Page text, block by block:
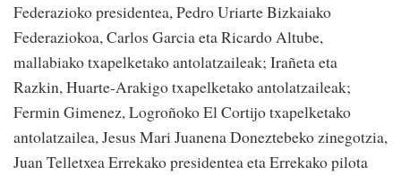
Federazioko presidentea, Pedro Uriarte Bizkaiako
Federaziokoa, Carlos Garcia eta Ricardo Altube,
mallabiako txapelketako antolatzaileak; Irañeta eta
Razkin, Huarte-Arakigo txapelketako antolatzaileak;
Fermin Gimenez, Logroñoko El Cortijo txapelketako
antolatzailea, Jesus Mari Juanena Doneztebeko zinegotzia,
Juan Telletxea Errekako presidentea eta Errekako pilota